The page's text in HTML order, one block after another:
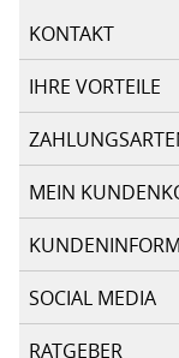
KONTAKT
IHRE VORTEILE
MEIN
SOCIAL MEDIA
RATGEBER